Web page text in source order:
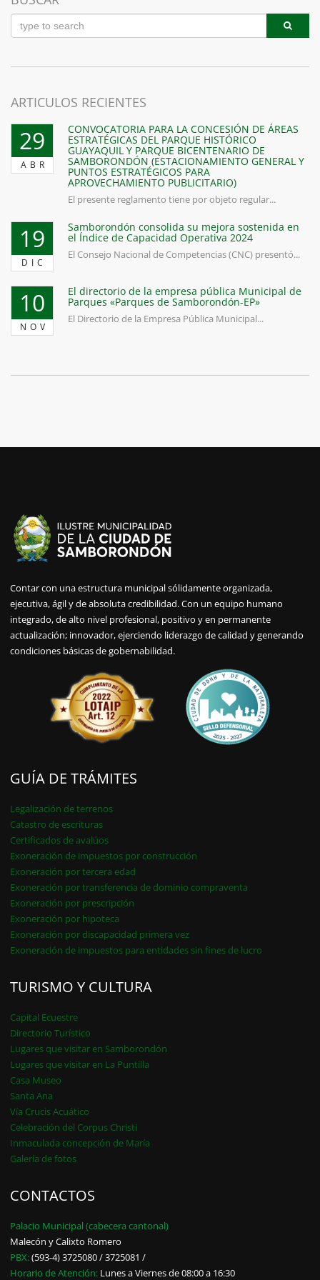
entradas
ARTICULOS RECIENTES
29
ABR
CONVOCATORIA PARA LA CONCESIÓN DE ÁREAS
ESTRATÉGICAS DEL PARQUE HISTÓRICO
GUAYAQUIL Y PARQUE BICENTENARIO DE
SAMBORONDÓN (ESTACIONAMIENTO GENERAL Y
PUNTOS ESTRATÉGICOS PARA
APROVECHAMIENTO PUBLICITARIO)
El presente reglamento tiene por objeto regular...
19
DIC
Samborondón consolida su mejora sostenida en
el Índice de Capacidad Operativa 2024
El Consejo Nacional de Competencias (CNC) presentó...
10
NOV
El directorio de la empresa pública Municipal de
Parques «Parques de Samborondón-EP»
El Directorio de la Empresa Pública Municipal...
Contar con una estructura municipal sólidamente organizada,
ejecutiva, ágil y de absoluta credibilidad. Con un equipo humano
integrado, de alto nivel profesional, positivo y en permanente
actualización; innovador, ejerciendo liderazgo de calidad y generando
condiciones básicas de gobernabilidad.
GUÍA DE TRÁMITES
Legalización de terrenos
Catastro de escrituras
Certificados de avalúos
Exoneración de impuestos por construcción
Exoneración por tercera edad
Exoneración por transferencia de dominio compraventa
Exoneración por prescripción
Exoneración por hipoteca
Exoneración por discapacidad primera vez
Exoneración de impuestos para entidades sin fines de lucro
TURISMO Y CULTURA
Capital Ecuestre
Directorio Turístico
Lugares que visitar en Samborondón
Lugares que visitar en La Puntilla
Casa Museo
Santa Ana
Vía Crucis Acuático
Celebración del Corpus Christi
Inmaculada concepción de María
Galería de fotos
CONTACTOS
Palacio Municipal (cabecera cantonal)
Malecón y Calixto Romero
PBX:(593-4) 3725080 / 3725081 /
Horario de Atención: Lunes a Viernes de 08:00 a 16:30